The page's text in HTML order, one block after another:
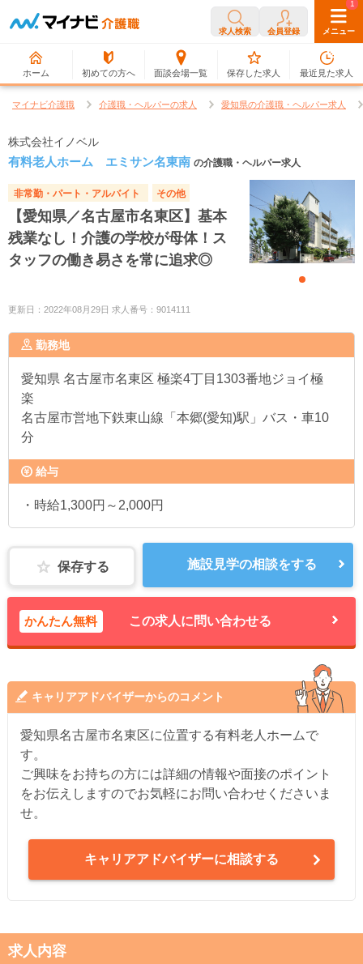
求人検索 会員登録 メニュー
ホーム 初めての方へ 面談会場一覧
0
保存した求人
1
最近見た求人
マイナビ介護職 介護職・ヘルパーの求人 愛知県の介護職・ヘルパー求人
株式会社イノベル
有料老人ホーム エミサン名東南 の介護職・ヘルパー求人
非常勤・パート・アルバイト その他
【愛知県／名古屋市名東区】基本
残業なし！介護の学校が母体！ス
タッフの働き易さを常に追求◎
更新日：2022年08月29日 求人番号：9014111
勤務地
愛知県 名古屋市名東区 極楽4丁目1303番地ジョイ極
楽
名古屋市営地下鉄東山線「本郷(愛知)駅」バス・車10
分
給与
・時給1,300円～2,000円
保存する 施設見学の相談をする
かんたん無料 この求人に問い合わせる
キャリアアドバイザーからのコメント
愛知県名古屋市名東区に位置する有料老人ホームで
す。
ご興味をお持ちの方には詳細の情報や面接のポイント
をお伝えしますのでお気軽にお問い合わせくださいま
せ。
キャリアアドバイザーに相談する
求人内容